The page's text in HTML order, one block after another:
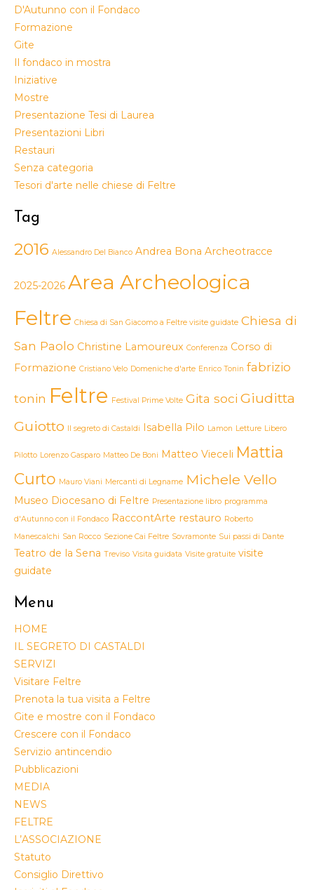
D'Autunno con il Fondaco
Formazione
Gite
Il fondaco in mostra
Iniziative
Mostre
Presentazione Tesi di Laurea
Presentazioni Libri
Restauri
Senza categoria
Tesori d'arte nelle chiese di Feltre
Tag
2016 Alessandro Del Bianco Andrea Bona Archeotracce
2025-2026 Area Archeologica
Feltre Chiesa di San Giacomo a Feltre visite guidate Chiesa di
San Paolo Christine Lamoureux Conferenza Corso di
Formazione Cristiano Velo Domeniche d'arte Enrico Tonin fabrizio
tonin Feltre Festival Prime Volte Gita soci Giuditta
Guiotto Il segreto di Castaldi Isabella Pilo Lamon Letture Libero
Pilotto Lorenzo Gasparo Matteo De Boni Matteo Vieceli Mattia
Curto Mauro Viani Mercanti di Legname Michele Vello
Museo Diocesano di Feltre Presentazione libro programma
d'Autunno con il Fondaco RaccontArte restauro Roberto
Manescalchi San Rocco Sezione Cai Feltre Sovramonte Sui passi di Dante
Teatro de la Sena Treviso Visita guidata Visite gratuite visite
guidate
Menu
HOME
IL SEGRETO DI CASTALDI
SERVIZI
Visitare Feltre
Prenota la tua visita a Feltre
Gite e mostre con il Fondaco
Crescere con il Fondaco
Servizio antincendio
Pubblicazioni
MEDIA
NEWS
FELTRE
L’ASSOCIAZIONE
Statuto
Consiglio Direttivo